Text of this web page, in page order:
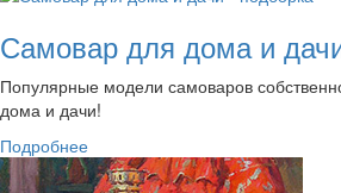
Самовар для дома и
Популярные модели самоваров
дома и дачи!
Подробнее